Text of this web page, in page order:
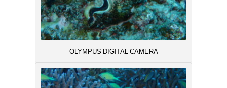
OLYMPUS DIGITAL CAMERA